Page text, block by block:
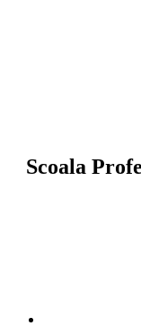
Scoala